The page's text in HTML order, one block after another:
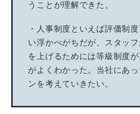
うことが理解できた。
・人事制度といえば評価制
い浮かべがちだが、スタッ
を上げるためには等級制度
がよくわかった。当社にあ
ンを考えていきたい。